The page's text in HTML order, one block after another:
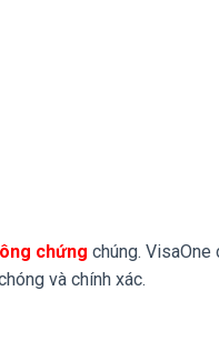
chứng chúng. VisaOne
và chính xác.